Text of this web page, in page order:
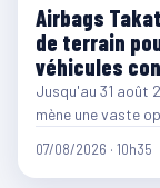
Airbags
de terrain
véhicules
Jusqu'au 31 août
mène une vaste
07/08/2026 · 10h35